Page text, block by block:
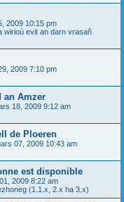
2009 10:15 pm
wirioù evit an darn vrasañ
2009 7:10 pm
an Amzer
18, 2009 9:12 am
de Ploeren
07, 2009 10:43 am
est disponible
2009 8:22 am
(1.1.x, 2.x ha 3.x)